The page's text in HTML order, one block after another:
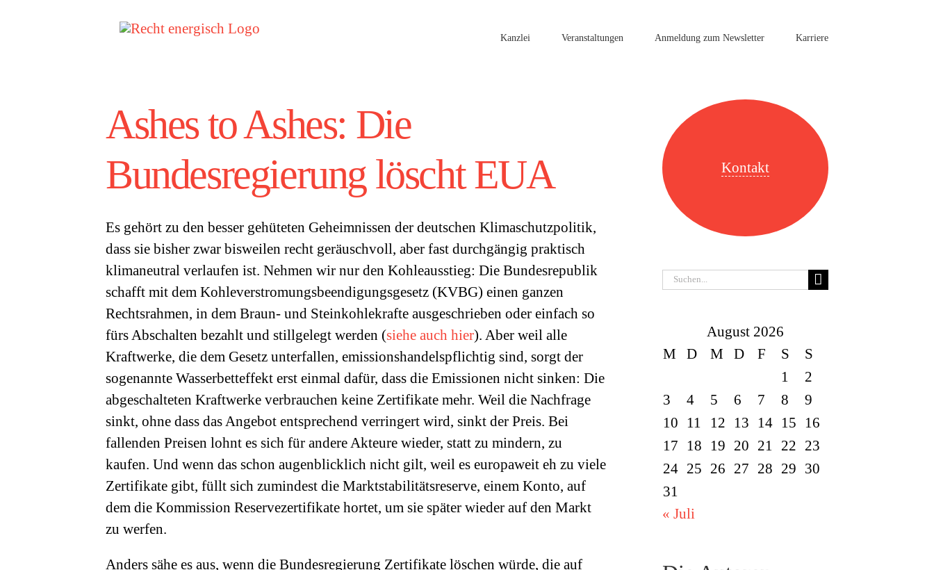
Kanzlei Veranstaltungen Anmeldung zum Newsletter Karriere
Ashes to Ashes: Die
Bundesregierung löscht EUA
Es gehört zu den besser gehüteten Geheimnissen der deutschen Klimaschutzpolitik,
dass sie bisher zwar bisweilen recht geräuschvoll, aber fast durchgängig praktisch
klimaneutral verlaufen ist. Nehmen wir nur den Kohleausstieg: Die Bundesrepublik
schafft mit dem Kohleverstromungsbeendigungsgesetz (KVBG) einen ganzen
Rechtsrahmen, in dem Braun- und Steinkohlekrafte ausgeschrieben oder einfach so
fürs Abschalten bezahlt und stillgelegt werden (siehe auch hier). Aber weil alle
Kraftwerke, die dem Gesetz unterfallen, emissionshandelspflichtig sind, sorgt der
sogenannte Wasserbetteffekt erst einmal dafür, dass die Emissionen nicht sinken: Die
abgeschalteten Kraftwerke verbrauchen keine Zertifikate mehr. Weil die Nachfrage
sinkt, ohne dass das Angebot entsprechend verringert wird, sinkt der Preis. Bei
fallenden Preisen lohnt es sich für andere Akteure wieder, statt zu mindern, zu
kaufen. Und wenn das schon augenblicklich nicht gilt, weil es europaweit eh zu viele
Zertifikate gibt, füllt sich zumindest die Marktstabilitätsreserve, einem Konto, auf
dem die Kommission Reservezertifikate hortet, um sie später wieder auf den Markt
zu werfen.
Anders sähe es aus, wenn die Bundesregierung Zertifikate löschen würde, die auf
Kontakt
Suche
August 2026
M
D M D F S
S
1
2
3
4 5 6 7 8
9
10
11 12 13 14 15
16
17
18 19 20 21 22 23
24 25 26 27 28 29 30
31
« Juli